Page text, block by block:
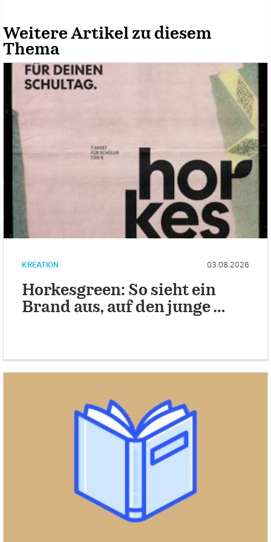
Weitere Artikel zu diesem
Thema
KREATION 03.08.2026
Horkesgreen: So sieht ein
Brand aus, auf den junge …